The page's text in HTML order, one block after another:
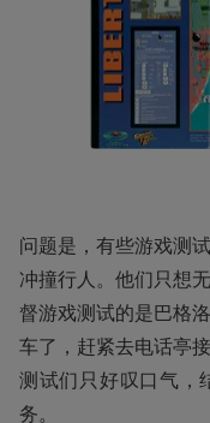
问题是，有些游戏测
冲撞行人。他们只想
督游戏测试的是巴格
车了，赶紧去电话亭
测试们只好叹口气，
务。